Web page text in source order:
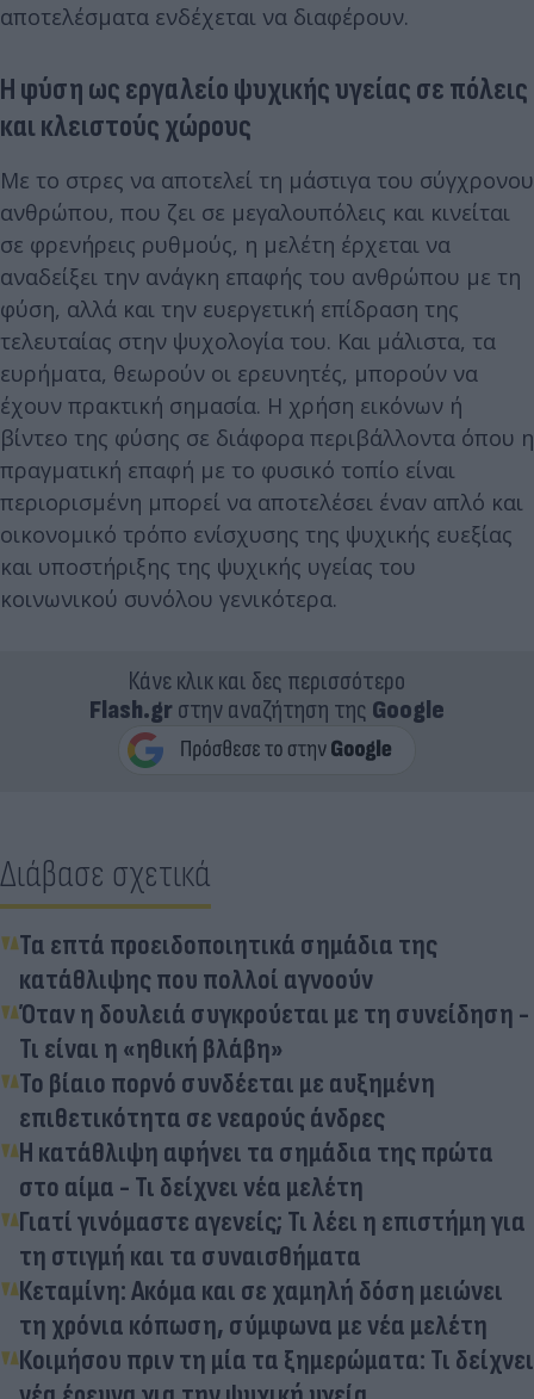
αποτελέσματα ενδέχεται να διαφέρουν.
Η φύση ως εργαλείο ψυχικής υγείας σε πόλεις
και κλειστούς χώρους
Με το στρες να αποτελεί τη μάστιγα του σύγχρονου
ανθρώπου, που ζει σε μεγαλουπόλεις και κινείται
σε φρενήρεις ρυθμούς, η μελέτη έρχεται να
αναδείξει την ανάγκη επαφής του ανθρώπου με τη
φύση, αλλά και την ευεργετική επίδραση της
τελευταίας στην ψυχολογία του. Και μάλιστα, τα
ευρήματα, θεωρούν οι ερευνητές, μπορούν να
έχουν πρακτική σημασία. Η χρήση εικόνων ή
βίντεο της φύσης σε διάφορα περιβάλλοντα όπου η
πραγματική επαφή με το φυσικό τοπίο είναι
περιορισμένη μπορεί να αποτελέσει έναν απλό και
οικονομικό τρόπο ενίσχυσης της ψυχικής ευεξίας
και υποστήριξης της ψυχικής υγείας του
κοινωνικού συνόλου γενικότερα.
Κάνε κλικ και δες περισσότερο
Flash.grστην αναζήτηση της Google
Διάβασε σχετικά
Τα επτά προειδοποιητικά σημάδια της
κατάθλιψης που πολλοί αγνοούν
Όταν η δουλειά συγκρούεται με τη συνείδηση -
Τι είναι η «ηθική βλάβη»
Το βίαιο πορνό συνδέεται με αυξημένη
επιθετικότητα σε νεαρούς άνδρες
Η κατάθλιψη αφήνει τα σημάδια της πρώτα
στο αίμα - Τι δείχνει νέα μελέτη
Γιατί γινόμαστε αγενείς; Τι λέει η επιστήμη για
τη στιγμή και τα συναισθήματα
Κεταμίνη: Ακόμα και σε χαμηλή δόση μειώνει
τη χρόνια κόπωση, σύμφωνα με νέα μελέτη
Κοιμήσου πριν τη μία τα ξημερώματα: Τι δείχνει